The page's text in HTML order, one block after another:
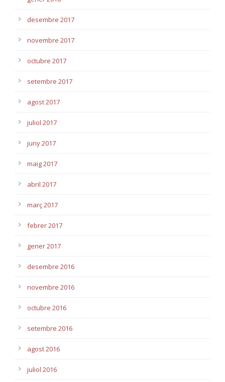
desembre 2017
novembre 2017
octubre 2017
setembre 2017
agost 2017
juliol 2017
juny 2017
maig 2017
abril 2017
març 2017
febrer 2017
gener 2017
desembre 2016
novembre 2016
octubre 2016
setembre 2016
agost 2016
juliol 2016